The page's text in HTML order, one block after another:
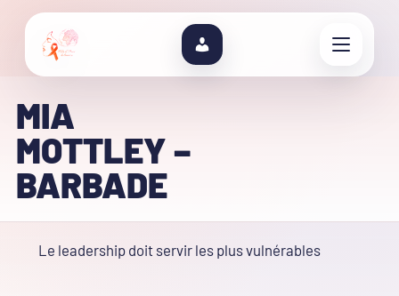
MIA
MOTTLEY –
BARBADE
Le leadership doit servir les plus vulnérables